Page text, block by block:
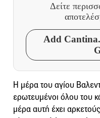
Δείτε
Add
Η μέρα του αγίου
ερωτευμένοι όλου του
μέρα αυτή έχει